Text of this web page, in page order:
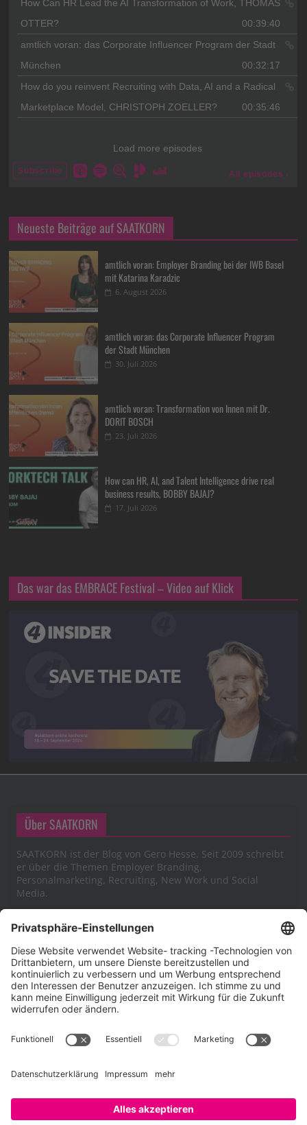
Neueste Beiträge auf SAATKORN
amtlich voran: Employer Branding bei der IWB Basel
mit Katarina Karadzic
6. August 2026
amtlich voran: das Corporate Influencer Program
der Stadt München
30. Juli 2026
amtlich voran: Transformation von Innen mit Dr.
DORIT BOSCH
23. Juli 2026
How can HR, AI, and Talent Intelligence drive real
business results, BOBBY BAJAJ?
17. Juli 2026
Das war das EMBRACE Festival – Video auf Klick
Über SAATKORN
SAATKORN ist der Blog von Gero Hesse. Seit 2009 schreibt
er über die Themen Employer Branding,
Personalmarketing, Recruiting, New Work und Social
Media.
Impressum
Impressum
Cookie-Richtlinie (EU)